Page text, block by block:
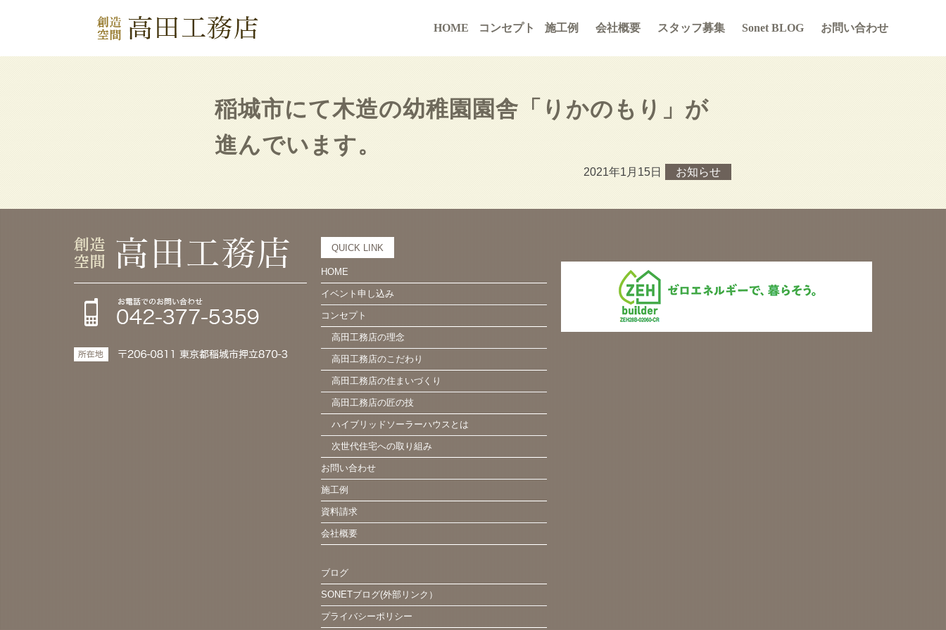
HOME コンセプト 施工例 会社概要 スタッフ募集 Sonet BLOG お問い合わせ
稲城市にて木造の幼稚園園舎「りかのもり」が
進んでいます。
2021年1月15日 お知らせ
QUICK LINK
HOME
イベント申し込み
コンセプト
高田工務店の理念
高田工務店のこだわり
高田工務店の住まいづくり
高田工務店の匠の技
ハイブリッドソーラーハウスとは
次世代住宅への取り組み
お問い合わせ
施工例
資料請求
会社概要
ブログ
SONETブログ(外部リンク）
プライバシーポリシー